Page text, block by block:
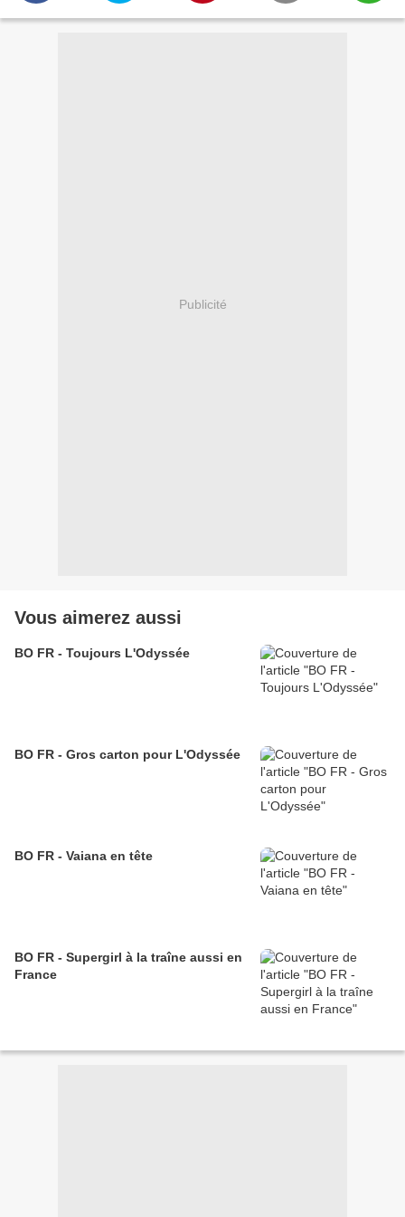
Publicité
Vous aimerez aussi
BO FR - Toujours L'Odyssée
BO FR - Gros carton pour L'Odyssée
BO FR - Vaiana en tête
BO FR - Supergirl à la traîne aussi en
France